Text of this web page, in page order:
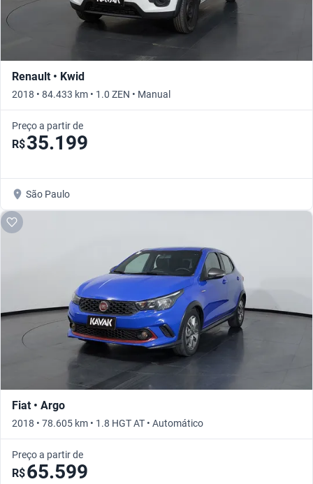
Renault • Kwid
2018 • 84.433 km • 1.0 ZEN • Manual
Preço a partir de
R$35.199
São Paulo
Fiat • Argo
2018 • 78.605 km • 1.8 HGT AT • Automático
Preço a partir de
R$65.599